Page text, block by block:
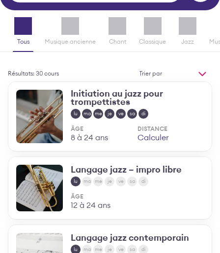
Tous Musique ancienne Chant Classique Jazz
Résultats: 30 cours
Trier
Initiation au jazz pour
trompettistes
lu ma me je ve sa di
ÂGE
8 à 24 ans
DISTANCE
Calculer
Langage jazz – impro libre
lu ma me je ve sa di
ÂGE
12 à 24 ans
Langage jazz contemporain
lu ma me je ve sa di